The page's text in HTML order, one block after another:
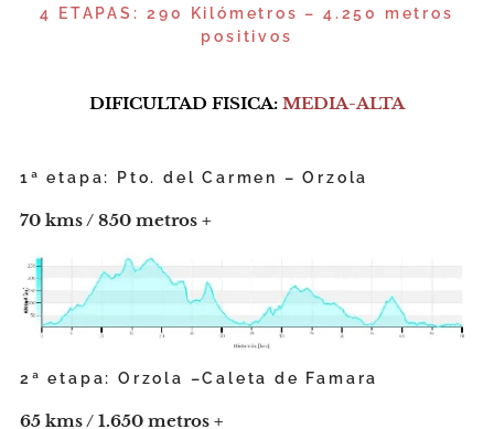
4 ETAPAS: 290 Kilómetros – 4.250 metros
positivos
DIFICULTAD FISICA: MEDIA-ALTA
1ª etapa: Pto. del Carmen – Orzola
70 kms / 850 metros +
2ª etapa: Orzola –Caleta de Famara
65 kms / 1.650 metros +